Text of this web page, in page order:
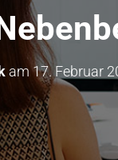
am17. Februar